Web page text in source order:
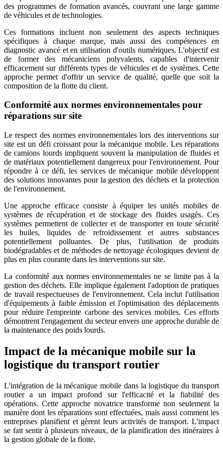
des programmes de formation avancés, couvrant une large gamme
de véhicules et de technologies.
Ces formations incluent non seulement des aspects techniques
spécifiques à chaque marque, mais aussi des compétences en
diagnostic avancé et en utilisation d'outils numériques. L'objectif est
de former des mécaniciens polyvalents, capables d'intervenir
efficacement sur différents types de véhicules et de systèmes. Cette
approche permet d'offrir un service de qualité, quelle que soit la
composition de la flotte du client.
Conformité aux normes environnementales pour
réparations sur site
Le respect des normes environnementales lors des interventions sur
site est un défi croissant pour la mécanique mobile. Les réparations
de camions lourds impliquent souvent la manipulation de fluides et
de matériaux potentiellement dangereux pour l'environnement. Pour
répondre à ce défi, les services de mécanique mobile développent
des solutions innovantes pour la gestion des déchets et la protection
de l'environnement.
Une approche efficace consiste à équiper les unités mobiles de
systèmes de récupération et de stockage des fluides usagés. Ces
systèmes permettent de collecter et de transporter en toute sécurité
les huiles, liquides de refroidissement et autres substances
potentiellement polluantes. De plus, l'utilisation de produits
biodégradables et de méthodes de nettoyage écologiques devient de
plus en plus courante dans les interventions sur site.
La conformité aux normes environnementales ne se limite pas à la
gestion des déchets. Elle implique également l'adoption de pratiques
de travail respectueuses de l'environnement. Cela inclut l'utilisation
d'équipements à faible émission et l'optimisation des déplacements
pour réduire l'empreinte carbone des services mobiles. Ces efforts
démontrent l'engagement du secteur envers une approche durable de
la maintenance des poids lourds.
Impact de la mécanique mobile sur la
logistique du transport routier
L'intégration de la mécanique mobile dans la logistique du transport
routier a un impact profond sur l'efficacité et la fiabilité des
opérations. Cette approche novatrice transforme non seulement la
manière dont les réparations sont effectuées, mais aussi comment les
entreprises planifient et gèrent leurs activités de transport. L'impact
se fait sentir à plusieurs niveaux, de la planification des itinéraires à
la gestion globale de la flotte.